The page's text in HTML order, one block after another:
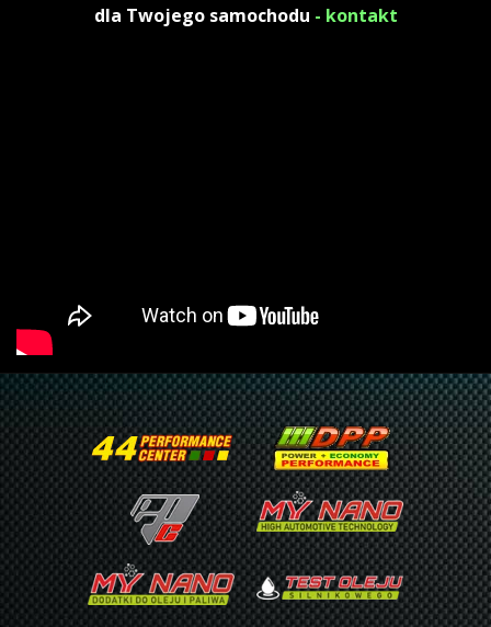
dla Twojego samochodu - kontakt